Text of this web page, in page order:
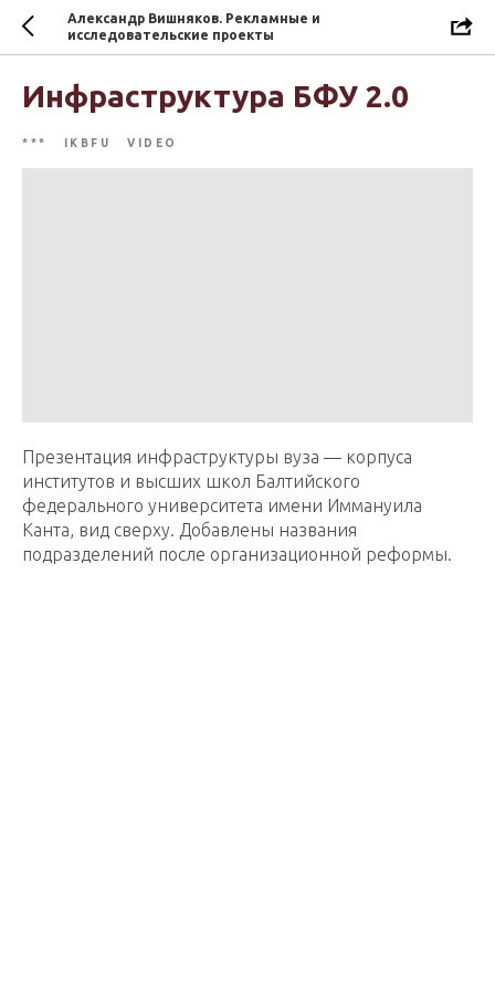
Александр Вишняков. Рекламные и
исследовательские проекты
Инфраструктура БФУ 2.0
*** IKBFU VIDEO
Презентация инфраструктуры вуза — корпуса
институтов и высших школ Балтийского
федерального университета имени Иммануила
Канта, вид сверху. Добавлены названия
подразделений после организационной реформы.